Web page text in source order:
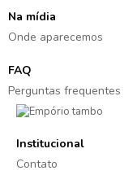
Na mídia
Onde aparecemos
FAQ
Perguntas frequentes
Institucional
Contato